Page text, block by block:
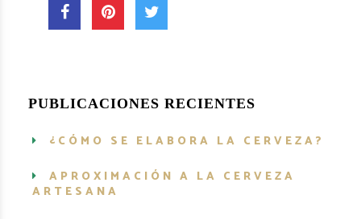
PUBLICACIONES RECIENTES
¿CÓMO SE ELABORA LA CERVEZA?
APROXIMACIÓN A LA CERVEZA
ARTESANA